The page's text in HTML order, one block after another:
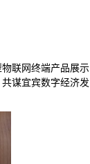
联网终端产品展示
谋宜宾数字经济发